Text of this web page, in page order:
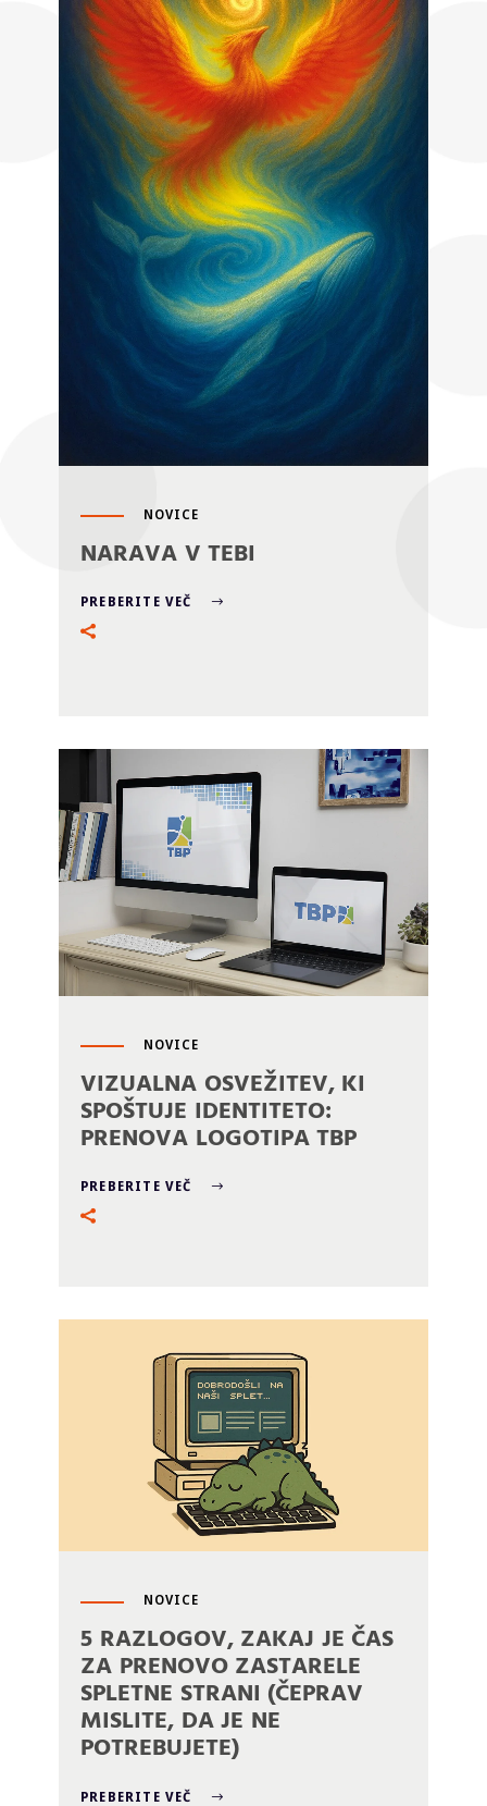
NOVICE
NARAVA V TEBI
PREBERITE VEČ
NOVICE
VIZUALNA OSVEŽITEV, KI
SPOŠTUJE IDENTITETO:
PRENOVA LOGOTIPA TBP
PREBERITE VEČ
NOVICE
5 RAZLOGOV, ZAKAJ JE ČAS
ZA PRENOVO ZASTARELE
SPLETNE STRANI (ČEPRAV
MISLITE, DA JE NE
POTREBUJETE)
PREBERITE VEČ